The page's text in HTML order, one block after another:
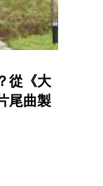
從《大
尾曲製